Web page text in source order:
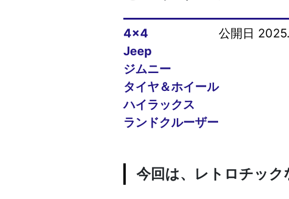
4x4
Jeep
ジムニー
タイヤ＆ホイール
ハイラックス
ランドクルーザー
公開日
今回は、レトロチック